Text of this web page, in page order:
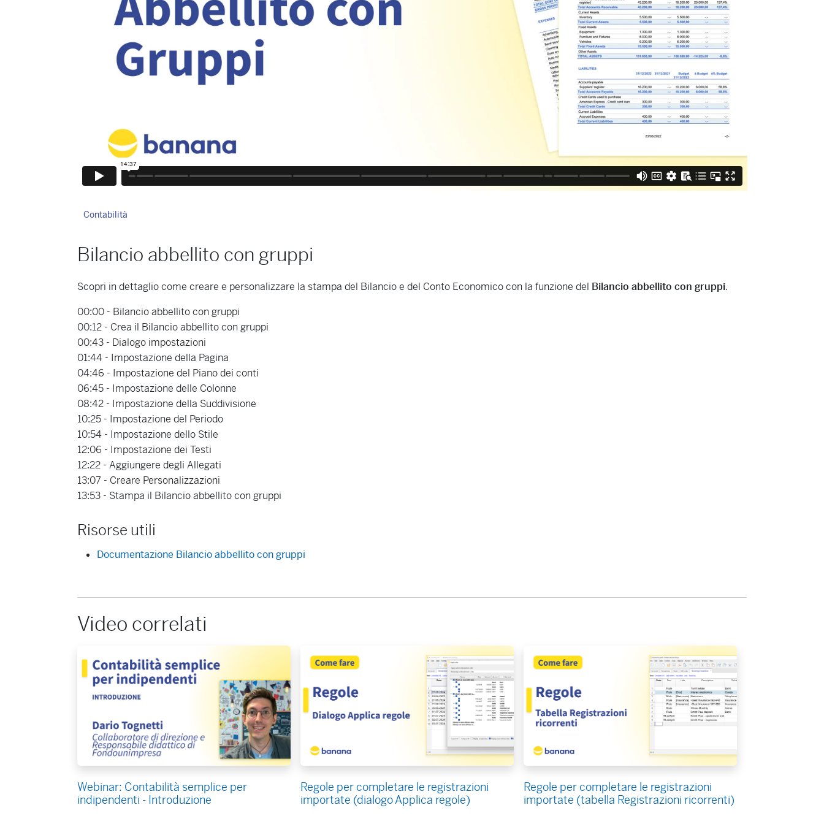
Contabilità
Bilancio abbellito con gruppi
Scopri in dettaglio come creare e personalizzare la stampa del Bilancio e del Conto Economico con la funzione del Bilancio abbellito con gruppi.
00:00 - Bilancio abbellito con gruppi
00:12 - Crea il Bilancio abbellito con gruppi
00:43 - Dialogo impostazioni
01:44 - Impostazione della Pagina
04:46 - Impostazione del Piano dei conti
06:45 - Impostazione delle Colonne
08:42 - Impostazione della Suddivisione
10:25 - Impostazione del Periodo
10:54 - Impostazione dello Stile
12:06 - Impostazione dei Testi
12:22 - Aggiungere degli Allegati
13:07 - Creare Personalizzazioni
13:53 - Stampa il Bilancio abbellito con gruppi
Risorse utili
Documentazione Bilancio abbellito con gruppi
Video correlati
Webinar: Contabilità semplice per
indipendenti - Introduzione
Regole per completare le registrazioni
importate (dialogo Applica regole)
Regole per completare le registrazioni
importate (tabella Registrazioni ricorrenti)